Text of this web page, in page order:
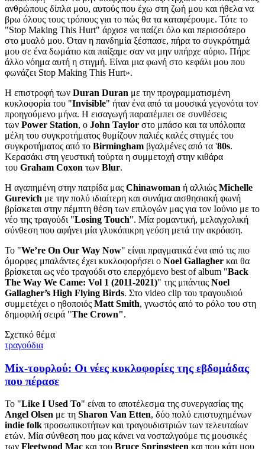
ανθρώπους δίπλα μου, αυτούς που έχω στη ζωή μου και ήθελα να
βρω όλους τους τρόπους για το πώς θα τα καταφέρουμε. Τότε το
"Stop Making This Hurt" άρχισε να παίζει όλο και περισσότερο
στο μυαλό μου. Όταν η πανδημία ξέσπασε, πήρα το συγκρότημά
μου σε ένα δωμάτιο και παίξαμε σαν να μην υπήρχε αύριο. Πήρε
άλλο νόημα αυτή η στιγμή. Είναι μια φωνή στο κεφάλι μου που
φωνάζει Stop Making This Hurt».
Η επιστροφή των Duran Duran με την προγραμματισμένη
κυκλοφορία του "Invisible" ήταν ένα από τα μουσικά γεγονότα τον
προηγούμενο μήνα. Η εισαγωγή παραπέμπει σε συνθέσεις
των Power Station, ο John Taylor στο μπάσο και τα υπόλοιπα
μέλη του συγκροτήματος θυμίζουν παλιές καλές στιγμές του
συγκροτήματος από το Birmingham βγαλμένες από τα '80s.
Κερασάκι στη γευστική τούρτα η συμμετοχή στην κιθάρα
του Graham Coxon των Blur.
Η αγαπημένη στην πατρίδα μας Chinawoman ή αλλιώς Michelle
Gurevich με την πολύ ιδιαίτερη και συνάμα αισθησιακή φωνή
βρίσκεται στην πέμπτη θέση των επιλογών μας για τον Ιούνιο με το
νέο της τραγούδι "Losing Touch". Μία ρομαντική, μελαγχολική
σύνθεση που αφήνει μία γλυκόπικρη γεύση μετά την ακρόαση.
Το "We’re On Our Way Now" είναι πραγματικά ένα από τις πιο
όμορφες μπαλάντες έχει κυκλοφορήσει ο Noel Gallagher και θα
βρίσκεται ως νέο τραγούδι στο επερχόμενο best of album "Back
The Way We Came: Vol 1 (2011-2021)" της μπάντας Noel
Gallagher’s High Flying Birds. Στο video clip του τραγουδιού
συμμετέχει ο ηθοποιός Matt Smith, γνωστός από το ρόλο του στη
δημοφιλή σειρά "The Crown".
Σχετικό θέμα
τραγούδια
Mix-τουρλού: Οι νέες κυκλοφορίες της εβδομάδας
που πέρασε
Το "Like I Used To" είναι το αποτέλεσμα της συνεργασίας της
Angel Olsen με τη Sharon Van Etten, δύο πολύ επιστυχημένων
indie folk προσωπικοτήτων και τραγουδιστριών των τελευταίων
ετών. Μία σύνθεση που μας κάνει να νοσταλγούμε τις μουσικές
των Fleetwood Mac και του Bruce Springsteen και που κάτι μου